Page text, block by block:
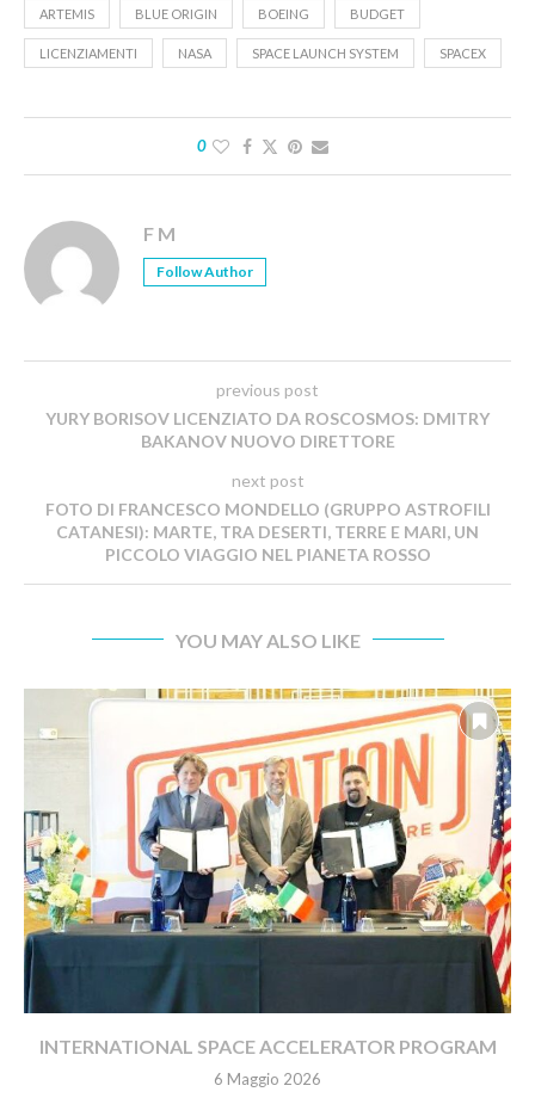
ARTEMIS BLUE ORIGIN BOEING BUDGET
LICENZIAMENTI NASA SPACE LAUNCH SYSTEM SPACEX
0
F M
Follow Author
previous post
YURY BORISOV LICENZIATO DA ROSCOSMOS: DMITRY
BAKANOV NUOVO DIRETTORE
next post
FOTO DI FRANCESCO MONDELLO (GRUPPO ASTROFILI
CATANESI): MARTE, TRA DESERTI, TERRE E MARI, UN
PICCOLO VIAGGIO NEL PIANETA ROSSO
YOU MAY ALSO LIKE
INTERNATIONAL SPACE ACCELERATOR PROGRAM
6 Maggio 2026